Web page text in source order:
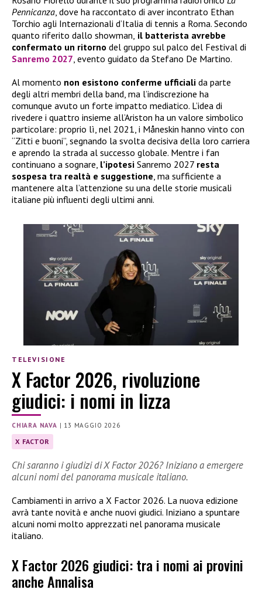
Pennicanza , dove ha raccontato di aver incontrato Ethan
Torchio agli Internazionali d’Italia di tennis a Roma. Secondo
quanto riferito dallo showman, il batterista avrebbe
confermato un ritorno del gruppo sul palco del Festival di
Sanremo 2027 , evento guidato da Stefano De Martino.
Al momento non esistono conferme ufficiali da parte
degli altri membri della band, ma l’indiscrezione ha
comunque avuto un forte impatto mediatico. L’idea di
rivedere i quattro insieme all’Ariston ha un valore simbolico
particolare: proprio lì, nel 2021, i Måneskin hanno vinto con
“Zitti e buoni”, segnando la svolta decisiva della loro carriera
e aprendo la strada al successo globale. Mentre i fan
continuano a sognare, l’ipotesi Sanremo 2027 resta
sospesa tra realtà e suggestione , ma sufficiente a
mantenere alta l’attenzione su una delle storie musicali
italiane più influenti degli ultimi anni.
TELEVISIONE
X Factor 2026, rivoluzione
giudici: i nomi in lizza
CHIARA NAVA | 13 MAGGIO 2026
X FACTOR
Chi saranno i giudizi di X Factor 2026? Iniziano a emergere
alcuni nomi del panorama musicale italiano.
Cambiamenti in arrivo a X Factor 2026. La nuova edizione
avrà tante novità e anche nuovi giudici. Iniziano a spuntare
alcuni nomi molto apprezzati nel panorama musicale
italiano.
X Factor 2026 giudici: tra i nomi ai provini
anche Annalisa